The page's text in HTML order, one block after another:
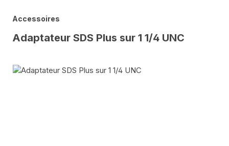
Accessoires
Adaptateur SDS Plus sur 1 1/4 UNC
Sauter la galerie d'images